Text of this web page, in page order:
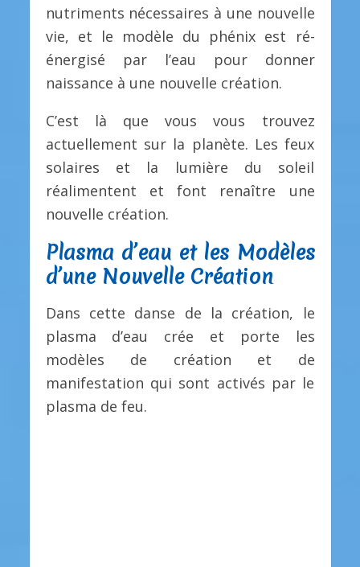
nutriments nécessaires à une nouvelle
vie, et le modèle du phénix est ré-
énergisé par l’eau pour donner
naissance à une nouvelle création.
C’est là que vous vous trouvez
actuellement sur la planète. Les feux
solaires et la lumière du soleil
réalimentent et font renaître une
nouvelle création.
Plasma d’eau et les Modèles
d’une Nouvelle Création
Dans cette danse de la création, le
plasma d’eau crée et porte les
modèles de création et de
manifestation qui sont activés par le
plasma de feu.